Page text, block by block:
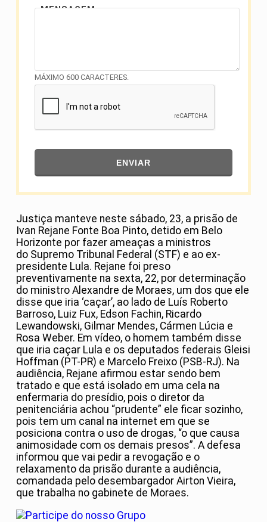
MENSAGEM
MÁXIMO 600 CARACTERES.
ENVIAR
Justiça manteve neste sábado, 23, a prisão de
Ivan Rejane Fonte Boa Pinto, detido em Belo
Horizonte por fazer ameaças a ministros
do Supremo Tribunal Federal (STF) e ao ex-
presidente Lula. Rejane foi preso
preventivamente na sexta, 22, por determinação
do ministro Alexandre de Moraes, um dos que ele
disse que iria ‘caçar’, ao lado de Luís Roberto
Barroso, Luiz Fux, Edson Fachin, Ricardo
Lewandowski, Gilmar Mendes, Cármen Lúcia e
Rosa Weber. Em vídeo, o homem também disse
que iria caçar Lula e os deputados federais Gleisi
Hoffman (PT-PR) e Marcelo Freixo (PSB-RJ). Na
audiência, Rejane afirmou estar sendo bem
tratado e que está isolado em uma cela na
enfermaria do presídio, pois o diretor da
penitenciária achou “prudente” ele ficar sozinho,
pois tem um canal na internet em que se
posiciona contra o uso de drogas, “o que causa
animosidade com os demais presos”. A defesa
informou que vai pedir a revogação e o
relaxamento da prisão durante a audiência,
comandada pelo desembargador Airton Vieira,
que trabalha no gabinete de Moraes.